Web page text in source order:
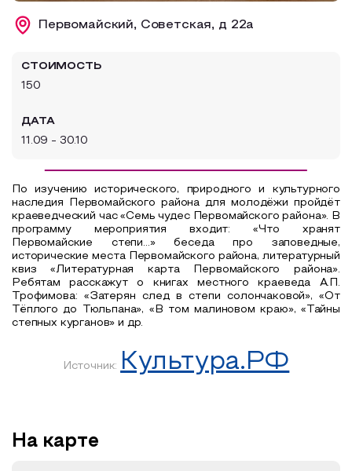
Образовательный туризм
Первомайский, Советская, д 22а
СТОИМОСТЬ
150
ДАТА
11.09 - 30.10
По изучению исторического, природного и культурного
наследия Первомайского района для молодёжи пройдёт
краеведческий час «Семь чудес Первомайского района». В
программу мероприятия входит: «Что хранят
Первомайские степи...» беседа про заповедные,
исторические места Первомайского района, литературный
квиз «Литературная карта Первомайского района».
Ребятам расскажут о книгах местного краеведа А.П.
Трофимова: «Затерян след в степи солончаковой», «От
Тёплого до Тюльпана», «В том малиновом краю», «Тайны
степных курганов» и др.
Источник: Культура.РФ
На карте